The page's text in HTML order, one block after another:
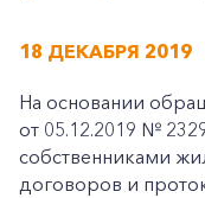
18 ДЕКАБРЯ 2019
На основании
от 05.12.2019 №
собственниками
договоров и